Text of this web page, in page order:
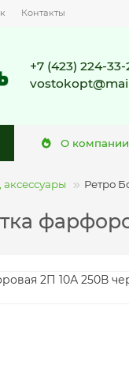
Контакты
+7 (423) 224-33-
О компании
Ретро